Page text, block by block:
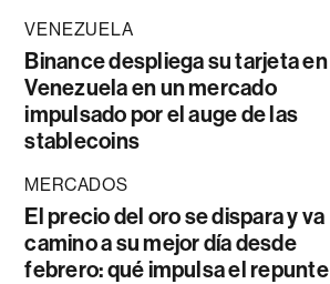
VENEZUELA
Binance despliega su tarjeta en
Venezuela en un mercado
impulsado por el auge de las
stablecoins
MERCADOS
El precio del oro se dispara y va
camino a su mejor día desde
febrero: qué impulsa el repunte